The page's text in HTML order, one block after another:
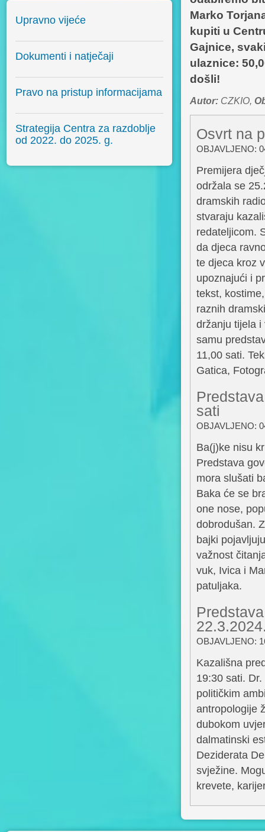
Upravno vijeće
Dokumenti i natječaji
Pravo na pristup informacijama
Strategija Centra za razdoblje
od 2022. do 2025. g.
Marko
kupiti u
Gajnice,
ulaznice:
došli!
Autor: CZKIO,
Osvrt na
OBJAVLJENO:
Premijera
održala se
dramskih
stvaraju
redateljicom.
da djeca
te djeca kroz
upoznajući i
tekst,
raznih
držanju tijela i
samu
11,00 sati.
Gatica,
sati
OBJAVLJENO:
Ba(j)ke nisu
Predstava
mora slušati
Baka će se
one nose,
dobrodušan.
bajki
važnost
vuk, Ivica i
patuljaka.
OBJAVLJENO:
Kazališna
19:30 sati.
političkim
antropologije
dubokom
dalmatinski
Deziderata
svježine.
krevete,